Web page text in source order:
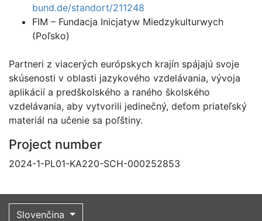
bund.de/standort/211248
FIM – Fundacja Inicjatyw Miedzykulturwych
(Poľsko)
Partneri z viacerých európskych krajín spájajú svoje
skúsenosti v oblasti jazykového vzdelávania, vývoja
aplikácií a predškolského a raného školského
vzdelávania, aby vytvorili jedinečný, deťom priateľský
materiál na učenie sa poľštiny.
Project number
2024-1-PL01-KA220-SCH-000252853
Slovenčina